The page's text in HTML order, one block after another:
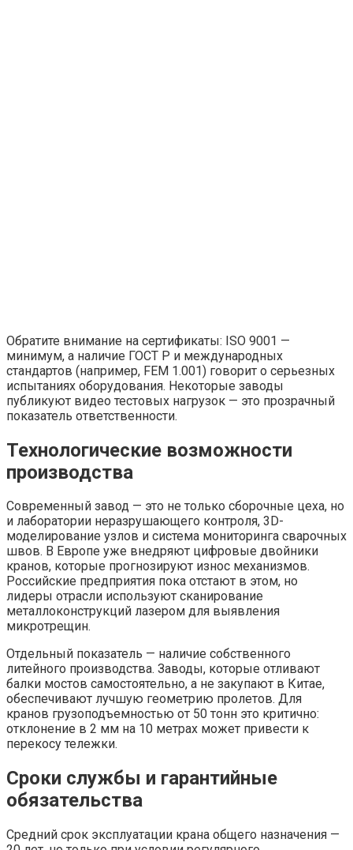
Обратите внимание на сертификаты: ISO 9001 —
минимум, а наличие ГОСТ Р и международных
стандартов (например, FEM 1.001) говорит о серьезных
испытаниях оборудования. Некоторые заводы
публикуют видео тестовых нагрузок — это прозрачный
показатель ответственности.
Технологические возможности
производства
Современный завод — это не только сборочные цеха, но
и лаборатории неразрушающего контроля, 3D-
моделирование узлов и система мониторинга сварочных
швов. В Европе уже внедряют цифровые двойники
кранов, которые прогнозируют износ механизмов.
Российские предприятия пока отстают в этом, но
лидеры отрасли используют сканирование
металлоконструкций лазером для выявления
микротрещин.
Отдельный показатель — наличие собственного
литейного производства. Заводы, которые отливают
балки мостов самостоятельно, а не закупают в Китае,
обеспечивают лучшую геометрию пролетов. Для
кранов грузоподъемностью от 50 тонн это критично:
отклонение в 2 мм на 10 метрах может привести к
перекосу тележки.
Сроки службы и гарантийные
обязательства
Средний срок эксплуатации крана общего назначения —